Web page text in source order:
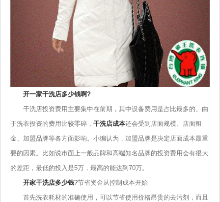
开一家干洗店多少钱啊?
干洗店投资费用主要集中在前期，其中设备费用是占比最多的。由
于洗衣投资的费用比较零碎， 干洗店成本还会受到店面规模、店面租
金、加盟品牌等各方面影响。小编认为，加盟品牌是决定店面成本最重
要的因素。比如说市面上一般品牌和高端知名品牌的投资费用会有很大
的差距，最低的投入是5万，最高的能达到70万。
开家干洗店多少钱?节省资金从控制成本开始
首先洗衣耗材的准确使用，可以节省使用价格昂贵的去污剂，而且